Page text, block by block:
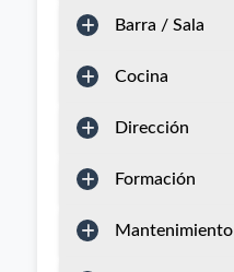
Barra / Sala
Cocina
Dirección
Formación
Mantenimiento